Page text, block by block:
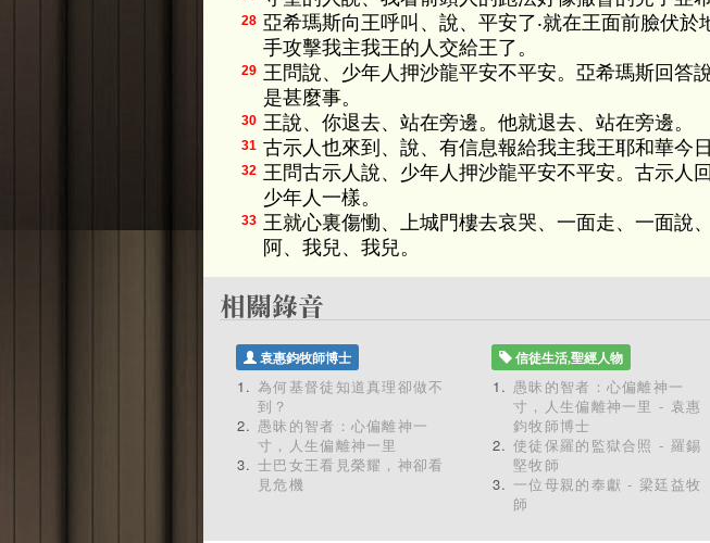
28 亞希瑪斯向王呼叫、說、平安了‧就在王面前臉伏
手攻擊我主我王的人交給王了。
29 王問說、少年人押沙龍平安不平安。亞希瑪斯回答
是甚麼事。
30 王說、你退去、站在旁邊。他就退去、站在旁邊。
31 古示人也來到、說、有信息報給我主我王耶和華今
32 王問古示人說、少年人押沙龍平安不平安。古示人
少年人一樣。
33 王就心裏傷慟、上城門樓去哀哭、一面走、一面說
阿、我兒、我兒。
袁惠鈞牧師博士
為何基督徒知道真理卻做不
到？
愚昧的智者：心偏離神一
寸，人生偏離神一里
士巴女王看見榮耀，神卻看
見危機
信徒生活,聖經人物
愚昧的智者：心偏離神一
寸，人生偏離神一里 - 袁惠
鈞牧師博士
使徒保羅的監獄合照 - 羅錫
堅牧師
一位母親的奉獻 - 梁廷益牧
師